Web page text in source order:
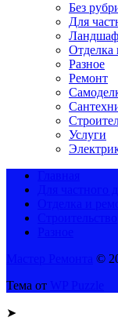
Без
Для
Отделка
Разное
Ремонт
Услуги
©
Тема от
➤